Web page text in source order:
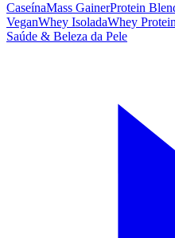
CaseínaMass GainerProtein
VeganWhey IsoladaWhey
Saúde & Beleza da Pele